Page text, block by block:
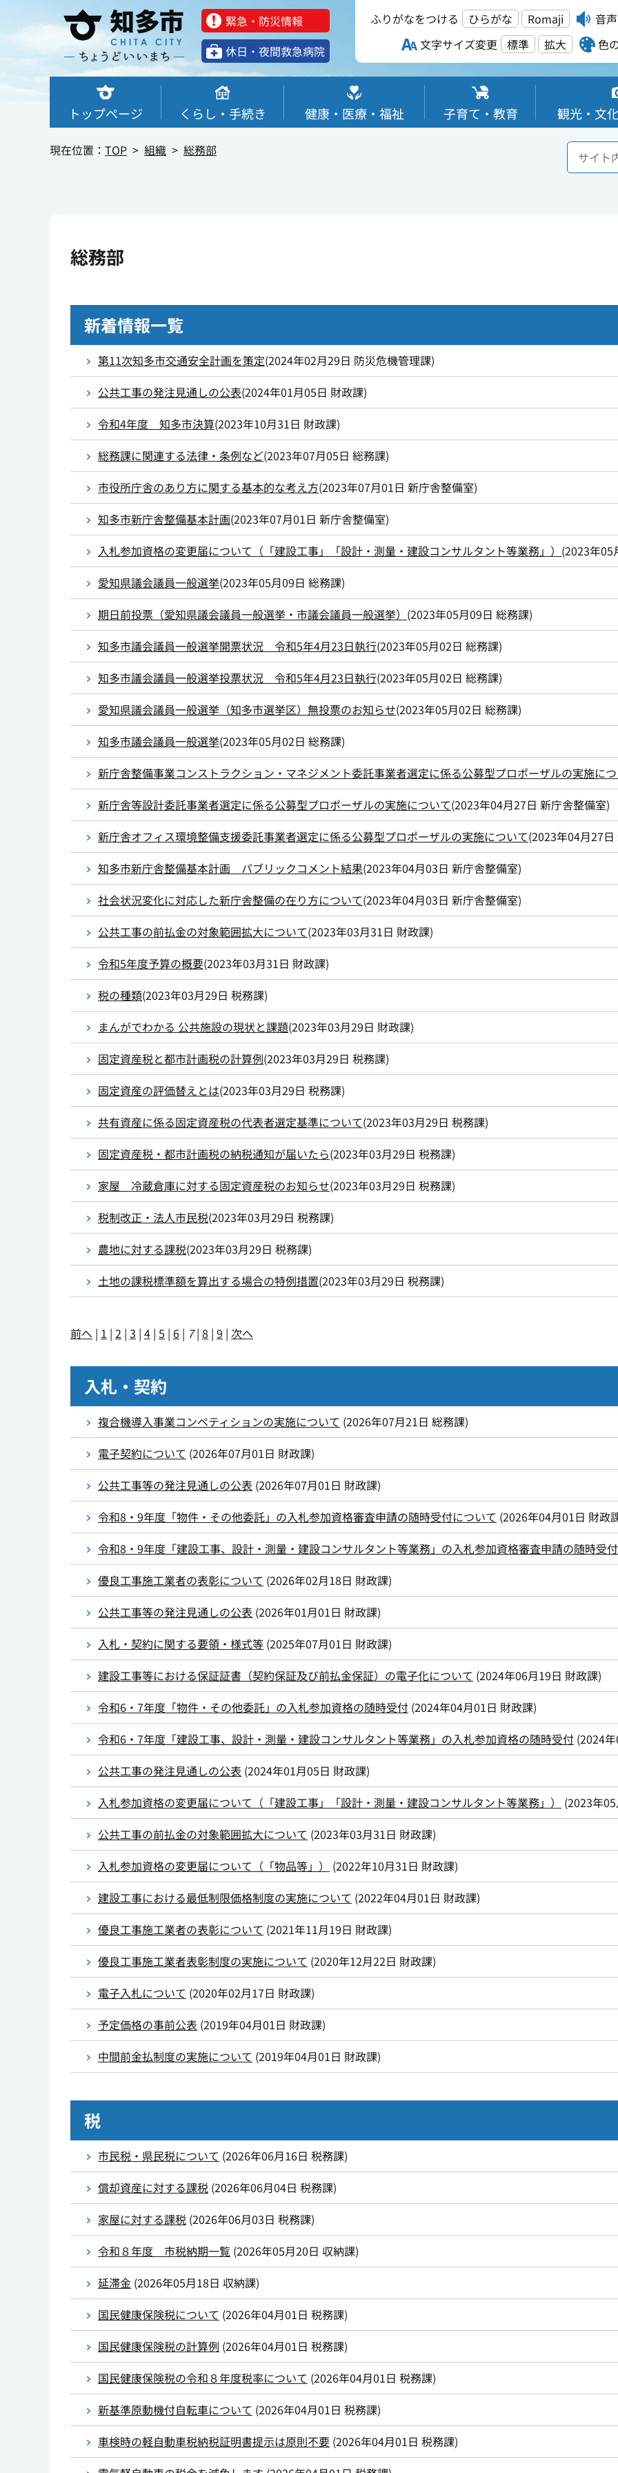
緊急・防災情報
休⽇・夜間救急病院
ふりがなをつける ひらがな Romaji
音
文字サイズ変更
標準 拡大 色
トップページ くらし・手続き 健康・医療・福祉 子育て・教育 観光・文
現在位置： TOP 組織 総務部
総務部
新着情報一覧
第11次知多市交通安全計画を策定(2024年02月29日 防災危機管理課)
公共工事の発注見通しの公表(2024年01月05日 財政課)
令和4年度 知多市決算(2023年10月31日 財政課)
総務課に関連する法律・条例など(2023年07月05日 総務課)
市役所庁舎のあり方に関する基本的な考え方(2023年07月01日 新庁舎整備室)
知多市新庁舎整備基本計画(2023年07月01日 新庁舎整備室)
入札参加資格の変更届について（「建設工事」「設計・測量・建設コンサルタント等業務」） (2023年05
愛知県議会議員一般選挙(2023年05月09日 総務課)
期日前投票（愛知県議会議員一般選挙・市議会議員一般選挙） (2023年05月09日 総務課)
知多市議会議員一般選挙開票状況 令和5年4月23日執行(2023年05月02日 総務課)
知多市議会議員一般選挙投票状況 令和5年4月23日執行(2023年05月02日 総務課)
愛知県議会議員一般選挙（知多市選挙区）無投票のお知らせ(2023年05月02日 総務課)
知多市議会議員一般選挙(2023年05月02日 総務課)
新庁舎整備事業コンストラクション・マネジメント委託事業者選定に係る公募型プロポーザルの実施に
新庁舎等設計委託事業者選定に係る公募型プロポーザルの実施について(2023年04月27日 新庁舎整備室)
新庁舎オフィス環境整備支援委託事業者選定に係る公募型プロポーザルの実施について(2023年04月27日
知多市新庁舎整備基本計画 パブリックコメント結果(2023年04月03日 新庁舎整備室)
社会状況変化に対応した新庁舎整備の在り方について(2023年04月03日 新庁舎整備室)
公共工事の前払金の対象範囲拡大について(2023年03月31日 財政課)
令和5年度予算の概要(2023年03月31日 財政課)
税の種類(2023年03月29日 税務課)
まんがでわかる 公共施設の現状と課題(2023年03月29日 財政課)
固定資産税と都市計画税の計算例(2023年03月29日 税務課)
固定資産の評価替えとは(2023年03月29日 税務課)
共有資産に係る固定資産税の代表者選定基準について(2023年03月29日 税務課)
固定資産税・都市計画税の納税通知が届いたら(2023年03月29日 税務課)
家屋 冷蔵倉庫に対する固定資産税のお知らせ(2023年03月29日 税務課)
税制改正・法人市民税(2023年03月29日 税務課)
農地に対する課税(2023年03月29日 税務課)
土地の課税標準額を算出する場合の特例措置(2023年03月29日 税務課)
前へ | 1 | 2 | 3 | 4 | 5 | 6 | 7| 8 | 9 | 次へ
入札・契約
複合機導入事業コンペティションの実施について (2026年07月21日 総務課)
電子契約について (2026年07月01日 財政課)
公共工事等の発注見通しの公表 (2026年07月01日 財政課)
令和8・9年度「物件・その他委託」の入札参加資格審査申請の随時受付について (2026年04月01日 財政
令和8・9年度「建設工事、設計・測量・建設コンサルタント等業務」の入札参加資格審査申請の随時受
優良工事施工業者の表彰について (2026年02月18日 財政課)
公共工事等の発注見通しの公表 (2026年01月01日 財政課)
入札・契約に関する要領・様式等 (2025年07月01日 財政課)
建設工事等における保証証書（契約保証及び前払金保証）の電子化について (2024年06月19日 財政課)
令和6・7年度「物件・その他委託」の入札参加資格の随時受付 (2024年04月01日 財政課)
令和6・7年度「建設工事、設計・測量・建設コンサルタント等業務」の入札参加資格の随時受付 (2024
公共工事の発注見通しの公表 (2024年01月05日 財政課)
入札参加資格の変更届について（「建設工事」「設計・測量・建設コンサルタント等業務」）
(2023年
公共工事の前払金の対象範囲拡大について (2023年03月31日 財政課)
入札参加資格の変更届について（「物品等」）
(2022年10月31日 財政課)
建設工事における最低制限価格制度の実施について (2022年04月01日 財政課)
優良工事施工業者の表彰について (2021年11月19日 財政課)
優良工事施工業者表彰制度の実施について (2020年12月22日 財政課)
電子入札について (2020年02月17日 財政課)
予定価格の事前公表 (2019年04月01日 財政課)
中間前金払制度の実施について (2019年04月01日 財政課)
税
市民税・県民税について (2026年06月16日 税務課)
償却資産に対する課税 (2026年06月04日 税務課)
家屋に対する課税 (2026年06月03日 税務課)
令和８年度 市税納期一覧 (2026年05月20日 収納課)
延滞金 (2026年05月18日 収納課)
国民健康保険税について (2026年04月01日 税務課)
国民健康保険税の計算例 (2026年04月01日 税務課)
国民健康保険税の令和８年度税率について (2026年04月01日 税務課)
新基準原動機付自転車について (2026年04月01日 税務課)
車検時の軽自動車税納税証明書提示は原則不要 (2026年04月01日 税務課)